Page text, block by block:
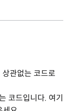
관없는 코드로
코드입니다. 여기